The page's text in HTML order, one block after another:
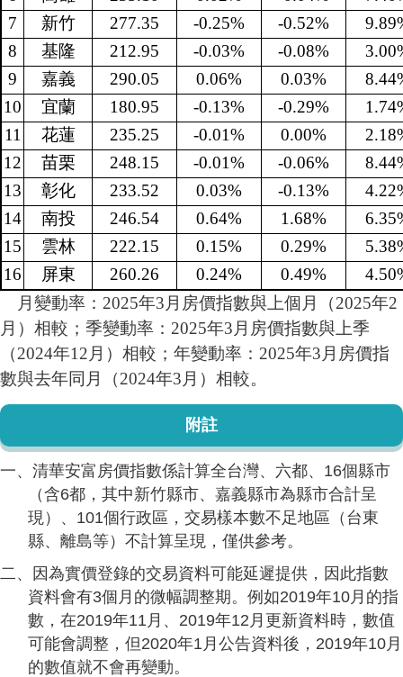
7
新竹 277.35 -0.25% -0.52%
8
基隆 212.95 -0.03% -0.08%
9
嘉義 290.05 0.06% 0.03%
10
宜蘭 180.95 -0.13% -0.29%
11
花蓮 235.25 -0.01% 0.00%
12
苗栗 248.15 -0.01% -0.06%
13
彰化 233.52 0.03% -0.13%
14
南投 246.54 0.64% 1.68%
15
雲林 222.15 0.15% 0.29%
16
屏東 260.26 0.24% 0.49%
月變動率：2025年3月房價指數與上個月（2025年2
月）相較；季變動率：2025年3月房價指數與上季
（2024年12月）相較；年變動率：2025年3月房價指
數與去年同月（2024年3月）相較。
附註
一、清華安富房價指數係計算全台灣、六都、16個縣市
（含6都，其中新竹縣市、嘉義縣市為縣市合計呈
現）、101個行政區，交易樣本數不足地區（台東
縣、離島等）不計算呈現，僅供參考。
二、因為實價登錄的交易資料可能延遲提供，因此指數
資料會有3個月的微幅調整期。例如2019年10月的指
數，在2019年11月、2019年12月更新資料時，數值
可能會調整，但2020年1月公告資料後，2019年10月
的數值就不會再變動。